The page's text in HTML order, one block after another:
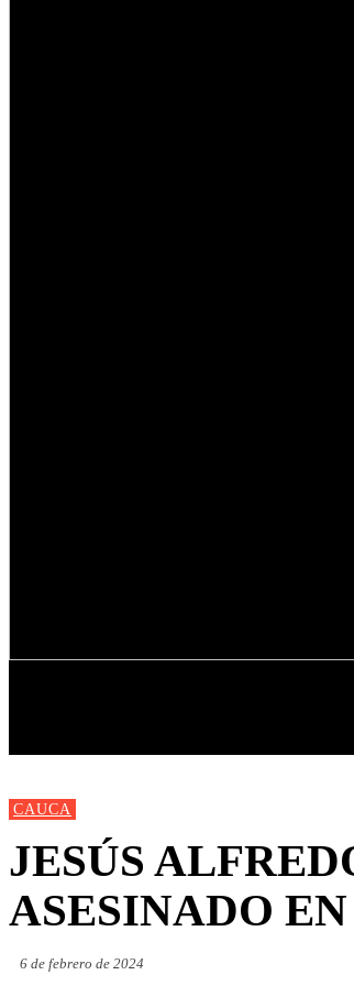
CAUCA
JESÚS
ASESINADO
6 de febrero de 2024